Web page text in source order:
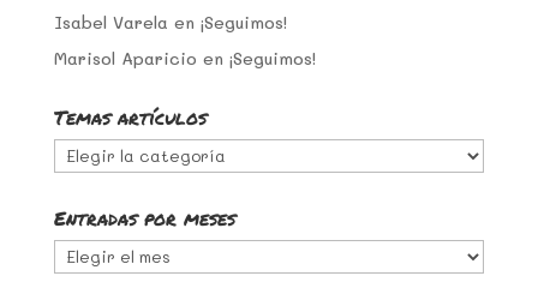
Isabel Varela en ¡Seguimos!
Marisol Aparicio en ¡Seguimos!
Temas artículos
Temas
artículos
Entradas por meses
Entradas
por